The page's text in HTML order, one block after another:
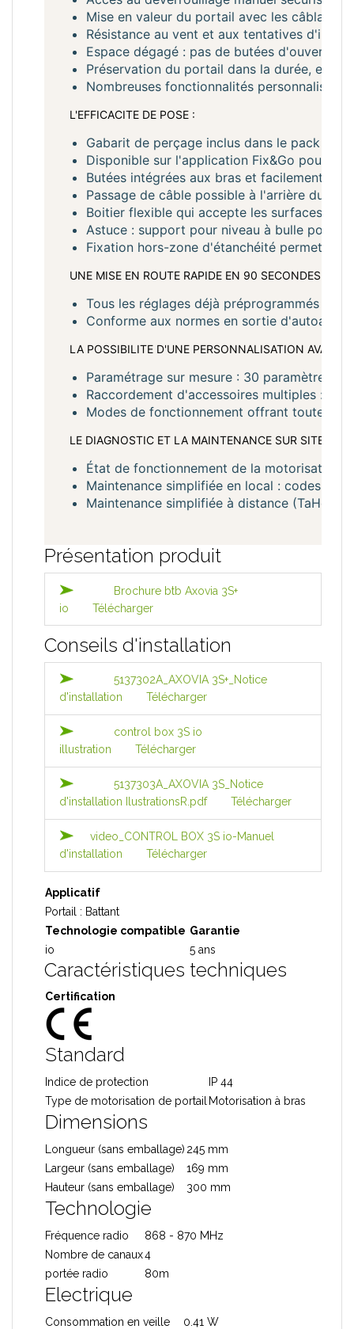
Mise en valeur du portail avec les câblages
Résistance au vent et aux tentatives
Espace dégagé : pas de butées d'ouverture
Préservation du portail dans la durée, en
Nombreuses fonctionnalités
L'EFFICACITE DE POSE :
Gabarit de perçage inclus dans le pack
Disponible sur l'application Fix&Go pour
Butées intégrées aux bras et facilement
Passage de câble possible à l'arrière du
Boitier flexible qui accepte les surfaces
Astuce : support pour niveau à bulle pour
Fixation hors-zone d'étanchéité permettant
UNE MISE EN ROUTE RAPIDE EN 90 SECONDES :
Tous les réglages déjà préprogrammés
Conforme aux normes en sortie
LA POSSIBILITE D'UNE PERSONNALISATION
Paramétrage sur mesure : 30 paramètres
Raccordement d'accessoires multiples :
Modes de fonctionnement offrant toutes
LE DIAGNOSTIC ET LA MAINTENANCE SUR SITE ET
État de fonctionnement de la motorisation
Maintenance simplifiée en local : codes
Maintenance simplifiée à distance (TaHoma
Présentation produit
Brochure btb Axovia 3S+
io
Télécharger
Conseils d'installation
5137302A_AXOVIA 3S+_Notice
d'installation
Télécharger
control box 3S io
illustration
Télécharger
5137303A_AXOVIA 3S_Notice
d'installation IlustrationsR.pdf
Télécharger
video_CONTROL BOX 3S io-Manuel
d'installation
Télécharger
Applicatif
Portail : Battant
Technologie compatible Garantie
io
5 ans
Caractéristiques techniques
Certification
Standard
Indice de protection
IP 44
Type de motorisation de portail Motorisation à bras
Dimensions
Longueur (sans emballage) 245 mm
Largeur (sans emballage)
169 mm
Hauteur (sans emballage)
300 mm
Technologie
Fréquence radio
868 - 870 MHz
Nombre de canaux4
portée radio
80m
Electrique
Consommation en veille
0.41 W